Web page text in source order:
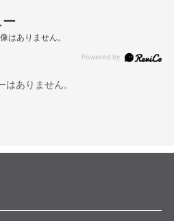
はありません。
はありません。